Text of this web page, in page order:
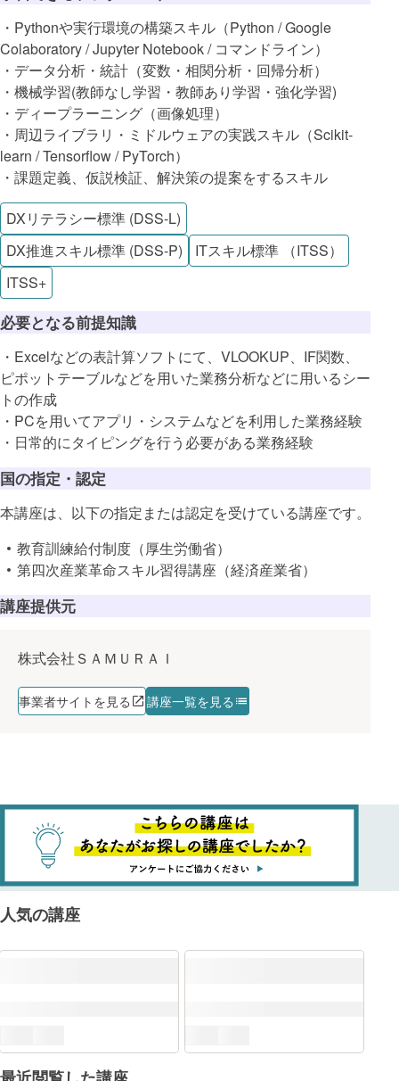
・Pythonや実行環境の構築スキル（Python / Google
Colaboratory / Jupyter Notebook / コマンドライン）
・データ分析・統計（変数・相関分析・回帰分析）
・機械学習(教師なし学習・教師あり学習・強化学習)
・ディープラーニング（画像処理）
・周辺ライブラリ・ミドルウェアの実践スキル（Scikit-
learn / Tensorflow / PyTorch）
・課題定義、仮説検証、解決策の提案をするスキル
DXリテラシー標準 (DSS-L)
DX推進スキル標準 (DSS-P)
ITスキル標準 （ITSS）
ITSS+
必要となる前提知識
・Excelなどの表計算ソフトにて、VLOOKUP、IF関数、
ピポットテーブルなどを用いた業務分析などに用いるシー
トの作成
・PCを用いてアプリ・システムなどを利用した業務経験
・日常的にタイピングを行う必要がある業務経験
国の指定・認定
本講座は、以下の指定または認定を受けている講座です。
教育訓練給付制度（厚生労働省）
第四次産業革命スキル習得講座（経済産業省）
講座提供元
株式会社ＳＡＭＵＲＡＩ
事業者サイトを見る 講座一覧を見る
人気の講座